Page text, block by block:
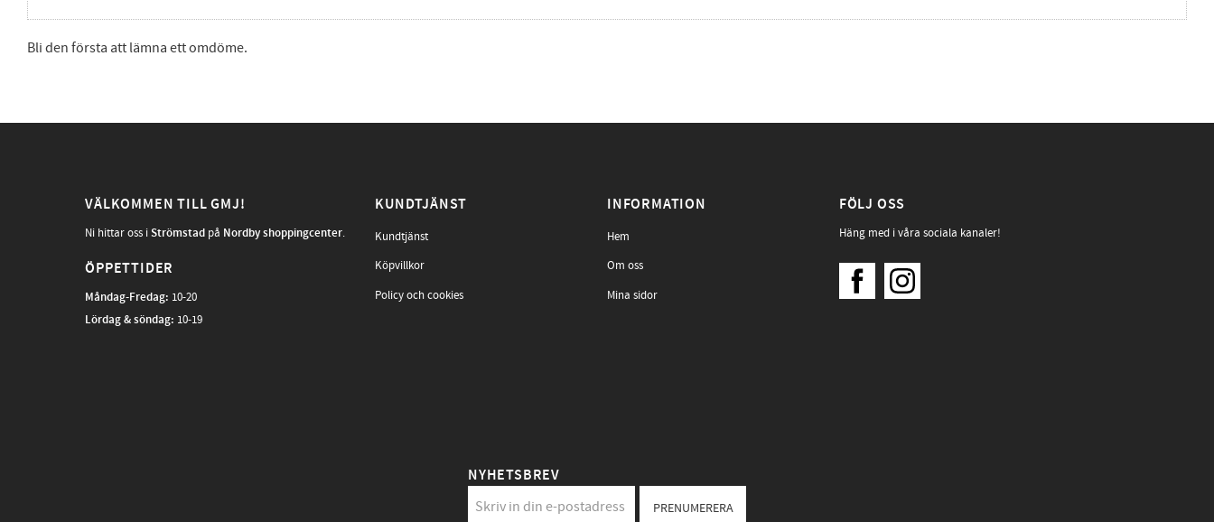
Bli den första att lämna ett omdöme.
VÄLKOMMEN TILL GMJ!
Ni hittar oss iStrömstad på Nordby shoppingcenter.
ÖPPETTIDER
Måndag-Fredag: 10-20
Lördag & söndag: 10-19
KUNDTJÄNST
Kundtjänst
Köpvillkor
Policy och cookies
INFORMATION
Hem
Om oss
Mina sidor
FÖLJ OSS
Häng med i våra sociala kanaler!
NYHETSBREV
PRENUMERERA